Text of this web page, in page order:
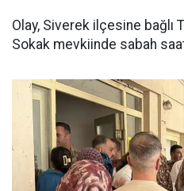
Olay, Siverek ilçesine bağlı
Sokak mevkiinde sabah